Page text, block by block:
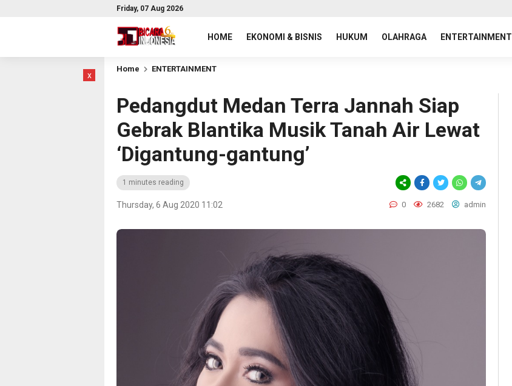
Friday, 07 Aug 2026
HOME EKONOMI & BISNIS HUKUM OLAHRAGA ENTERTAINMENT
x
Home ENTERTAINMENT
Pedangdut Medan Terra Jannah Siap
Gebrak Blantika Musik Tanah Air Lewat
‘Digantung-gantung’
1 minutes reading
Thursday, 6 Aug 2020 11:02 0 2682 admin